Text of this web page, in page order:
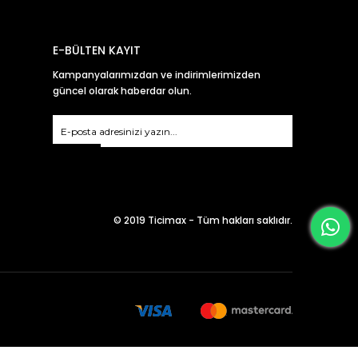
E-BÜLTEN KAYIT
Kampanyalarımızdan ve indirimlerimizden
güncel olarak haberdar olun.
© 2019 Ticimax - Tüm hakları saklıdır.